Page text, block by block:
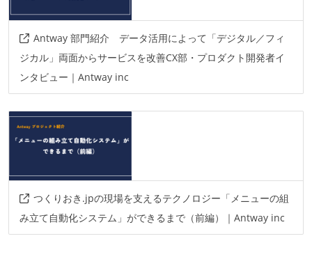
Antway 部門紹介 データ活用によって「デジタル／フィ
ジカル」両面からサービスを改善CX部・プロダクト開発者イ
ンタビュー｜Antway inc
つくりおき.jpの現場を支えるテクノロジー「メニューの組
み立て自動化システム」ができるまで（前編）｜Antway inc